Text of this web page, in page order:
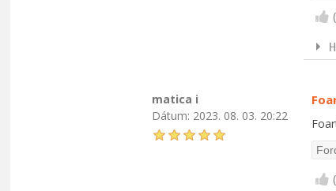
(
matica i
Dátum: 2023. 08. 03. 20:22
(